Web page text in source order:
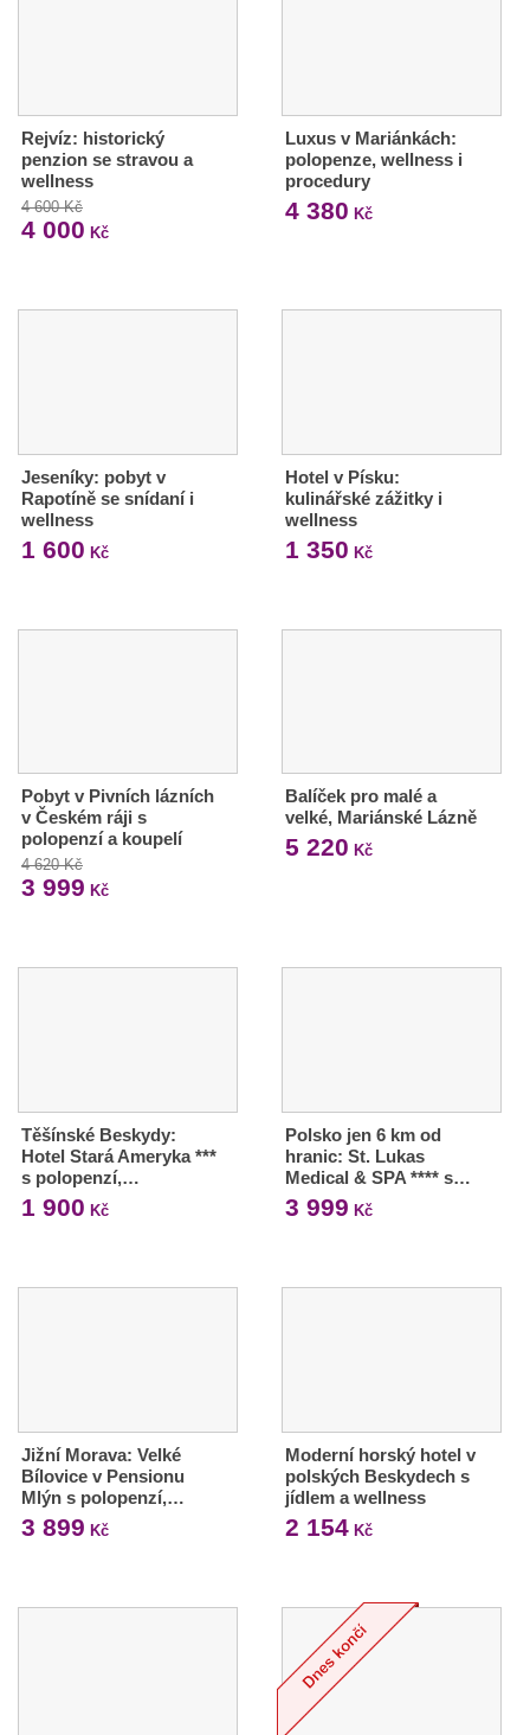
Rejvíz: historický
penzion se stravou a
wellness
4 600 Kč
4 000 Kč
Luxus v Mariánkách:
polopenze, wellness i
procedury
4 380 Kč
Jeseníky: pobyt v
Rapotíně se snídaní i
wellness
1 600 Kč
Hotel v Písku:
kulinářské zážitky i
wellness
1 350 Kč
Pobyt v Pivních lázních
v Českém ráji s
polopenzí a koupelí
4 620 Kč
3 999 Kč
Balíček pro malé a
velké, Mariánské Lázně
5 220 Kč
Těšínské Beskydy:
Hotel Stará Ameryka ***
s polopenzí,…
1 900 Kč
Polsko jen 6 km od
hranic: St. Lukas
Medical & SPA **** s…
3 999 Kč
Jižní Morava: Velké
Bílovice v Pensionu
Mlýn s polopenzí,…
3 899 Kč
Moderní horský hotel v
polských Beskydech s
jídlem a wellness
2 154Kč